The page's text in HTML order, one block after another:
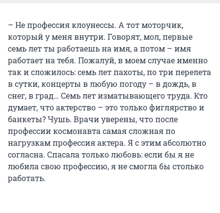
– Не профессия клоунессы. А тот моторчик,
который у меня внутри. Говорят, мол, первые
семь лет ты работаешь на имя, а потом – имя
работает на тебя. Пожалуй, в моем случае именно
так и сложилось: семь лет пахоты, по три перелета
в сутки, концерты в любую погоду – в дождь, в
снег, в град… Семь лет изматывающего труда. Кто
думает, что актерство – это только фиглярство и
банкеты? Чушь. Врачи уверены, что после
профессии космонавта самая сложная по
нагрузкам профессия актера. Я с этим абсолютно
согласна. Спасала только любовь: если бы я не
любила свою профессию, я не смогла бы столько
работать.